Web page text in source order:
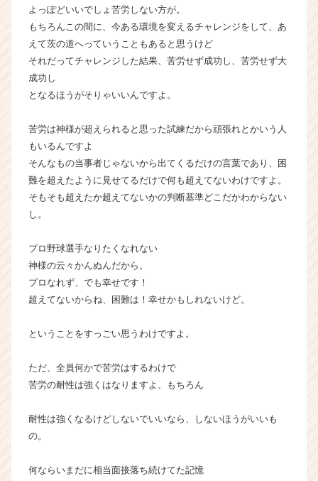
よっぽどいいでしょ苦労しない方が。
もちろんこの間に、今ある環境を変えるチャレンジをして、あ
えて茨の道へっていうこともあると思うけど
それだってチャレンジした結果、苦労せず成功し、苦労せず大
成功し
となるほうがそりゃいいんですよ。
苦労は神様が超えられると思った試練だから頑張れとかいう人
もいるんですよ
そんなもの当事者じゃないから出てくるだけの言葉であり、困
難を超えたように見せてるだけで何も超えてないわけですよ。
そもそも超えたか超えてないかの判断基準どこだかわからない
し。
プロ野球選手なりたくなれない
神様の云々かんぬんだから。
プロなれず、でも幸せです！
超えてないからね、困難は！幸せかもしれないけど。
ということをすっごい思うわけですよ。
ただ、全員何かで苦労はするわけで
苦労の耐性は強くはなりますよ、もちろん
耐性は強くなるけどしないでいいなら、しないほうがいいも
の。
何ならいまだに相当面接落ち続けてた記憶